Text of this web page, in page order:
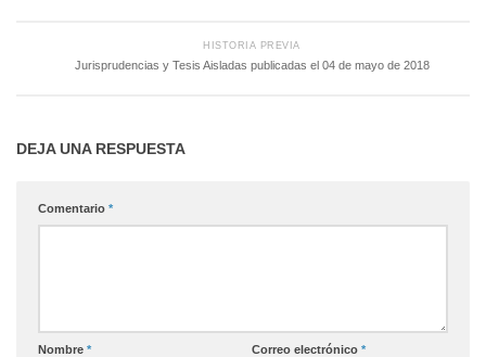
HISTORIA PREVIA
Jurisprudencias y Tesis Aisladas publicadas el 04 de mayo de 2018
DEJA UNA RESPUESTA
Comentario *
Nombre * Correo electrónico *